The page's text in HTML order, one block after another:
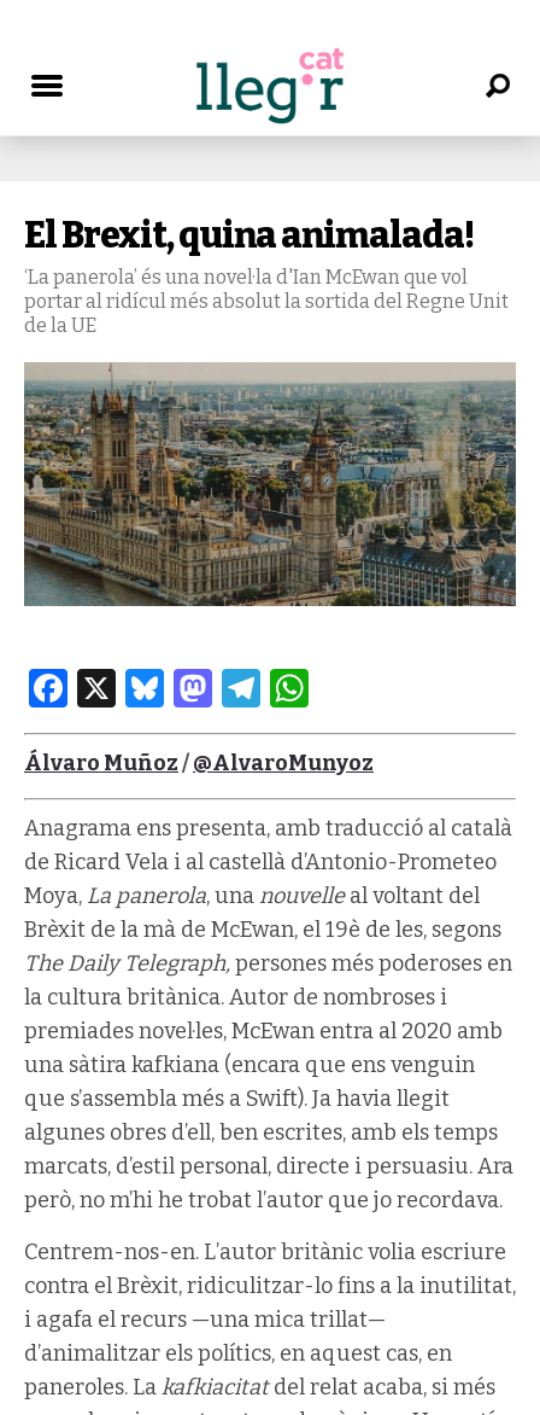
El Brexit, quina animalada!
‘La panerola’ és una novel·la d'Ian McEwan que vol
portar al ridícul més absolut la sortida del Regne Unit
de la UE
Facebook
X Bluesky
Mastodon
Telegram
Álvaro Muñoz/@AlvaroMunyoz
Anagrama ens presenta, amb traducció al català
de Ricard Vela i al castellà d’Antonio-Prometeo
Moya, La panerola, unanouvelleal voltant del
Brèxit de la mà de McEwan, el 19è de les, segons
The Daily Telegraph,persones més poderoses en
la cultura britànica. Autor de nombroses i
premiades novel·les, McEwan entra al 2020 amb
una sàtira kafkiana (encara que ens venguin
que s’assembla més a Swift). Ja havia llegit
algunes obres d’ell, ben escrites, amb els temps
marcats, d’estil personal, directe i persuasiu. Ara
però, no m’hi he trobat l’autor que jo recordava.
Centrem-nos-en. L’autor britànic volia escriure
contra el Brèxit, ridiculitzar-lo fins a la inutilitat,
i agafa el recurs —una mica trillat—
d’animalitzar els polítics, en aquest cas, en
paneroles. Lakafkiacitatdel relat acaba, si més